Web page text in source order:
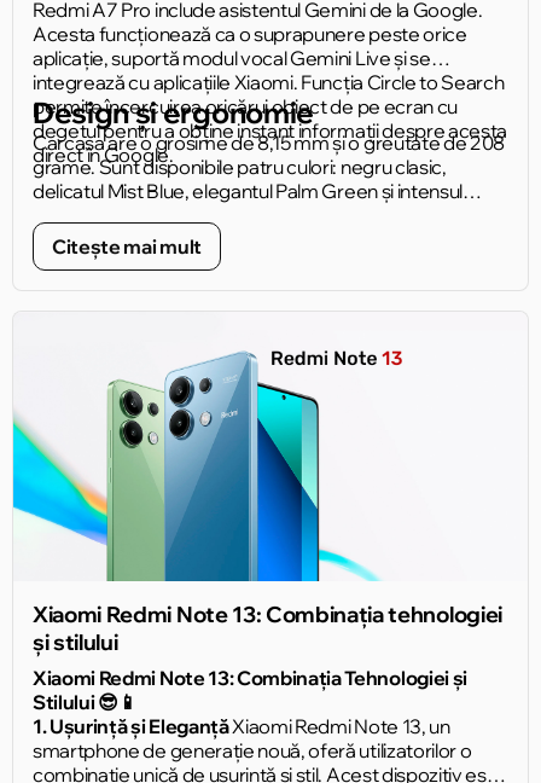
Redmi A7 Pro include asistentul Gemini de la Google.
Acesta funcționează ca o suprapunere peste orice
aplicație, suportă modul vocal Gemini Live și se
integrează cu aplicațiile Xiaomi. Funcția Circle to Search
permite încercuirea oricărui obiect de pe ecran cu
degetul pentru a obține instant informații despre acesta
direct în Google.
Design și ergonomie
Carcasa are o grosime de 8,15 mm și o greutate de 208
grame. Sunt disponibile patru culori: negru clasic,
delicatul Mist Blue, elegantul Palm Green și intensul
reprezintă un detaliu discret, dar ușor recognoscibil al
panoului posterior.
Citește mai mult
Xiaomi Redmi Note 13: Combinația tehnologiei
și stilului
Xiaomi Redmi Note 13: Combinația Tehnologiei și
Stilului 😎📱
1. Ușurință și EleganțăXiaomi Redmi Note 13, un
smartphone de generație nouă, oferă utilizatorilor o
combinație unică de ușurință și stil. Acest dispozitiv este